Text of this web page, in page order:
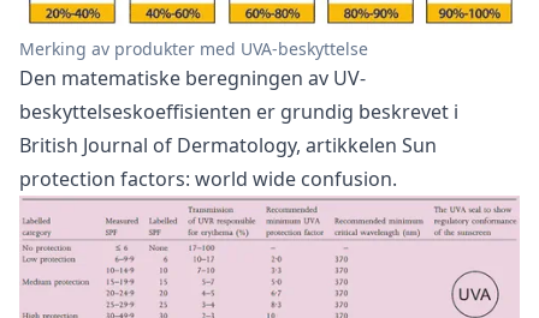
Merking av produkter med UVA-beskyttelse
Den matematiske beregningen av UV-
beskyttelseskoeffisienten er grundig beskrevet i
British Journal of Dermatology, artikkelen Sun
protection factors: world wide confusion.